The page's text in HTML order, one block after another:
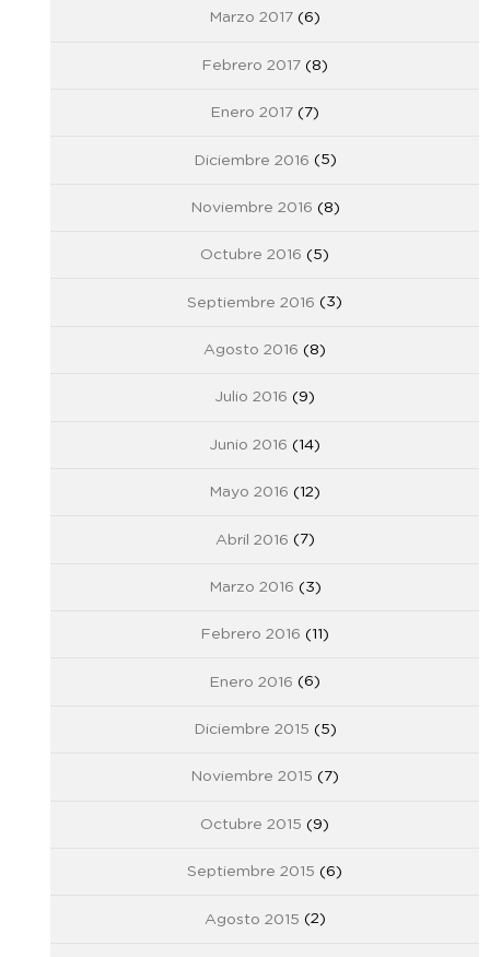
Marzo 2017 (6)
Febrero 2017 (8)
Enero 2017 (7)
Diciembre 2016 (5)
Noviembre 2016 (8)
Octubre 2016 (5)
Septiembre 2016 (3)
Agosto 2016 (8)
Julio 2016 (9)
Junio 2016 (14)
Mayo 2016 (12)
Abril 2016 (7)
Marzo 2016 (3)
Febrero 2016 (11)
Enero 2016 (6)
Diciembre 2015 (5)
Noviembre 2015 (7)
Octubre 2015 (9)
Septiembre 2015 (6)
Agosto 2015 (2)